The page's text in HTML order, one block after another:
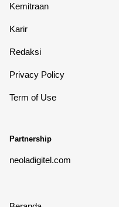
Kemitraan
Karir
Redaksi
Privacy Policy
Term of Use
Partnership
neoladigitel.com